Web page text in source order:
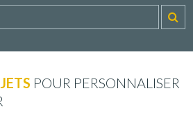
POUR PERSONNALISER